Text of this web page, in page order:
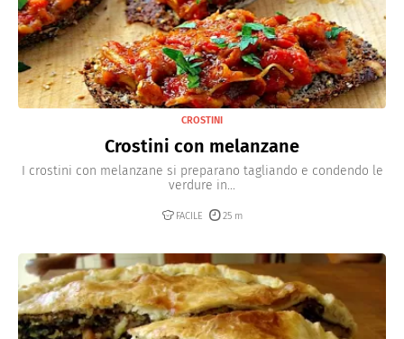
CROSTINI
Crostini con melanzane
I crostini con melanzane si preparano tagliando e condendo le
verdure in...
FACILE 25 m